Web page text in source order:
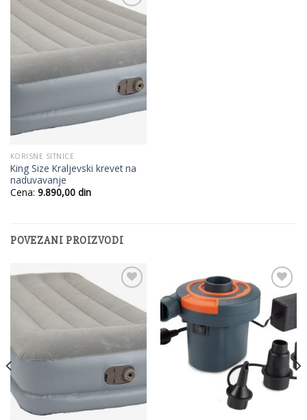
Add to
KORISNE SITNICE
King Size Kraljevski krevet na
naduvavanje
Cena: 9.890,00din
POVEZANI PROIZVODI
Add to
Wishlist
Add to
Wishlist